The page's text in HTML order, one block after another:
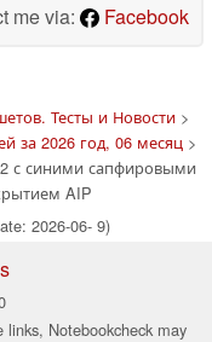
me via:
Facebook
Тесты и Новости>
за 2026 год, 06 месяц >
2 с синими сапфировыми
AIP
2026-06- 9)
Notebookcheck may